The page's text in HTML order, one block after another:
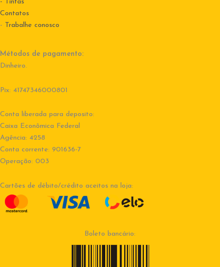
- Tintas
Contatos
- Trabalhe conosco
Métodos de pagamento:
Dinheiro.
Pix: 41747346000801
Conta liberada para deposito:
Caixa Econômica Federal
Agência: 4258
Conta corrente: 901636-7
Operação: 003
Cartões de débito/crédito aceitos na loja:
Boleto bancário: